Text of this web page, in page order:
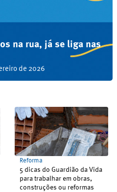
na rua, já se liga nas
de 2026
Reforma
5 dicas do Guardião da Vida
para trabalhar em obras,
construções ou reformas